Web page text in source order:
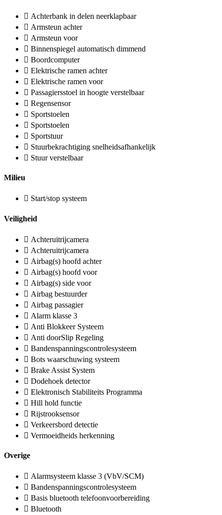
Achterbank in delen neerklapbaar
Armsteun achter
Armsteun voor
Binnenspiegel automatisch dimmend
Boordcomputer
Elektrische ramen achter
Elektrische ramen voor
Passagiersstoel in hoogte verstelbaar
Regensensor
Sportstoelen
Sportstoelen
Sportstuur
Stuurbekrachtiging snelheidsafhankelijk
Stuur verstelbaar
Milieu
Start/stop systeem
Veiligheid
Achteruitrijcamera
Achteruitrijcamera
Airbag(s) hoofd achter
Airbag(s) hoofd voor
Airbag(s) side voor
Airbag bestuurder
Airbag passagier
Alarm klasse 3
Anti Blokkeer Systeem
Anti doorSlip Regeling
Bandenspanningscontrolesysteem
Bots waarschuwing systeem
Brake Assist System
Dodehoek detector
Elektronisch Stabiliteits Programma
Hill hold functie
Rijstrooksensor
Verkeersbord detectie
Vermoeidheids herkenning
Overige
Alarmsysteem klasse 3 (VbV/SCM)
Bandenspanningscontrolesysteem
Basis bluetooth telefoonvoorbereiding
Bluetooth